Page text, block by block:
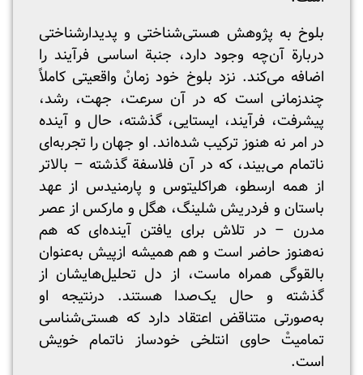
بلوخ به پژوهش هستی‌شناختی و پدیدار‌شناختی
دربارة آن‌چه وجود دارد، جنبة اساسی فرآیند را
اضافه می‌کند. نزد بلوخ خود زمانْ واقعیتی کاملاً
چندزمانی است که در آن سرعت، جهت، رشد،
پیشرفت، فرآیند، ایستایی، گذشته، حال و آینده
در امر نه هنوز ترکیب شده‌اند. او جهان را تجربه‌ای
ناتمام می‌بیند، که در آن فلاسفة گذشته – بالاتر
از همه ارسطو، هراکلیتوس و پارمنیدس از عهد
باستان و فردریش شلینگ، هگل و مارکس از عصر
مدرن – در تلاش برای یافتن آینده‌ای که هم
نه‌هنوز حاضر است و هم همیشه ازپیش به‌عنوان
بالقوگی همراه ماست، از دل تحلیل‌هایشان از
گذشته و حال یک‌صدا هستند. درنتیجه او
به‌صورتی متناقض اعتقاد دارد که هستی‌شناسی
تمامیتْ حاوی انتلخی خودساز ناتمام خویش
است.